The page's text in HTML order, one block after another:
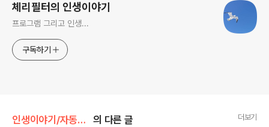
체리필터의 인생이야기
프로그램 그리고 인생...
구독하기
인생이야기/자동차 이야기 의 다른 글 더보기